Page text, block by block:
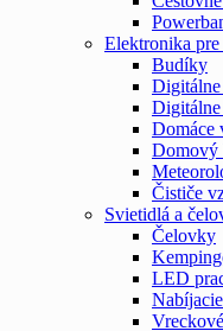
Elektronika
Budíky
Domáce
Domový
Čističe
Svietidlá a
Čelovky
LED